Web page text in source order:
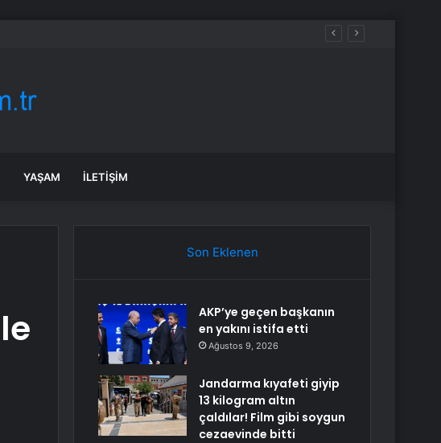
bitti
YAŞAM İLETIŞIM
Son Eklenen
AKP’ye geçen başkanın
en yakını istifa etti
Ağustos 9, 2026
Jandarma kıyafeti giyip
13 kilogram altın
çaldılar! Film gibi soygun
cezaevinde bitti